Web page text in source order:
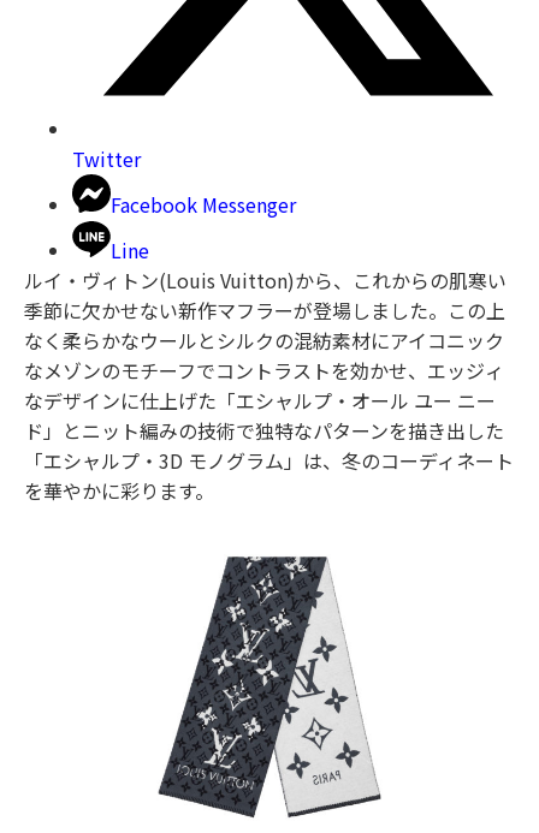
Twitter
Facebook Messenger
Line
ルイ・ヴィトン(Louis Vuitton)から、これからの肌寒い
季節に欠かせない新作マフラーが登場しました。この上
なく柔らかなウールとシルクの混紡素材にアイコニック
なメゾンのモチーフでコントラストを効かせ、エッジィ
なデザインに仕上げた「エシャルプ・オール ユー ニー
ド」とニット編みの技術で独特なパターンを描き出した
「エシャルプ・3D モノグラム」は、冬のコーディネート
を華やかに彩ります。